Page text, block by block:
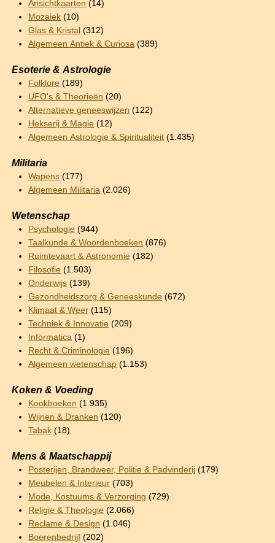
Ansichtkaarten (14)
Mozaiek (10)
Glas & Kristal (312)
Algemeen Antiek & Curiosa (389)
Esoterie & Astrologie
Folklore (189)
UFO's & Theorieën (20)
Alternatieve geneeswijzen (122)
Hekserij & Magie (12)
Algemeen Astrologie & Spiritualiteit (1.435)
Militaria
Wapens (177)
Algemeen Militaria (2.026)
Wetenschap
Psychologie (944)
Taalkunde & Woordenboeken (876)
Ruimtevaart & Astronomie (182)
Filosofie (1.503)
Onderwijs (139)
Gezondheidszorg & Geneeskunde (672)
Klimaat & Weer (115)
Techniek & Innovatie (209)
Informatica (1)
Recht & Criminologie (196)
Algemeen wetenschap (1.153)
Koken & Voeding
Kookboeken (1.935)
Wijnen & Dranken (120)
Tabak (18)
Mens & Maatschappij
Posterijen, Brandweer, Politie & Padvinderij (179)
Meubelen & Interieur (703)
Mode, Kostuums & Verzorging (729)
Religie & Theologie (2.066)
Reclame & Design (1.046)
Boerenbedrijf (202)